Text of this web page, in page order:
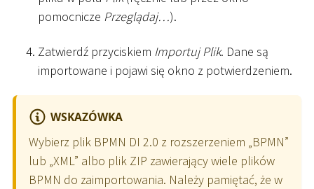
pomocnicze Przeglądaj…).
Zatwierdź przyciskiem Importuj Plik. Dane są
importowane i pojawi się okno z potwierdzeniem.
WSKAZÓWKA
Wybierz plik BPMN DI 2.0 z rozszerzeniem „BPMN”
lub „XML” albo plik ZIP zawierający wiele plików
BPMN do zaimportowania. Należy pamiętać, że w